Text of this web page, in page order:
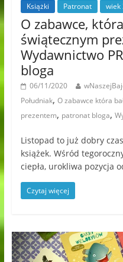
Książki Patronat wiek
O zabawce,
świątecznym
Wydawnictwo
bloga
06/11/2020
Południak, O zabawce która
prezentem, patronat bloga,
Listopad to już dobry
książek. Wśród
ciepła, urokliwa pozycja
Czytaj więcej